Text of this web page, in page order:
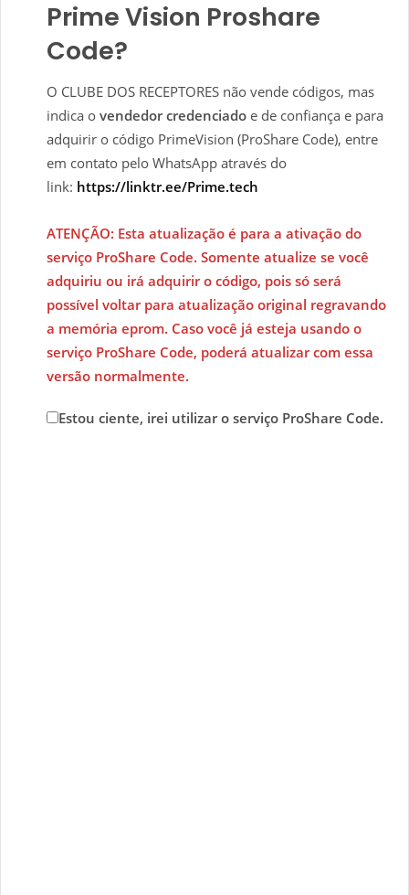
Prime Vision Proshare
Code?
O CLUBE DOS RECEPTORES não vende códigos, mas
indica o vendedor credenciado e de confiança e para
adquirir o código PrimeVision (ProShare Code), entre
em contato pelo WhatsApp através do
link: https://linktr.ee/Prime.tech
ATENÇÃO: Esta atualização é para a ativação do
serviço ProShare Code. Somente atualize se você
adquiriu ou irá adquirir o código, pois só será
possível voltar para atualização original regravando
a memória eprom. Caso você já esteja usando o
serviço ProShare Code, poderá atualizar com essa
versão normalmente.
Estou ciente, irei utilizar o serviço ProShare Code.